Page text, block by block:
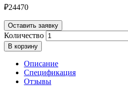
₽24470
Оставить заявку
Количество
В корзину
Описание
Спецификация
Отзывы